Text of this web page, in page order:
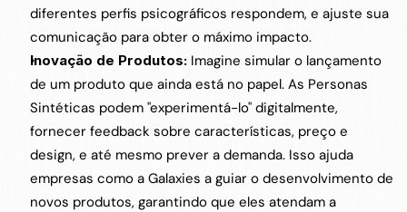
diferentes perfis psicográficos respondem, e ajuste sua
comunicação para obter o máximo impacto.
Inovação de Produtos: Imagine simular o lançamento
de um produto que ainda está no papel. As Personas
Sintéticas podem "experimentá-lo" digitalmente,
fornecer feedback sobre características, preço e
design, e até mesmo prever a demanda. Isso ajuda
empresas como a Galaxies a guiar o desenvolvimento de
novos produtos, garantindo que eles atendam a